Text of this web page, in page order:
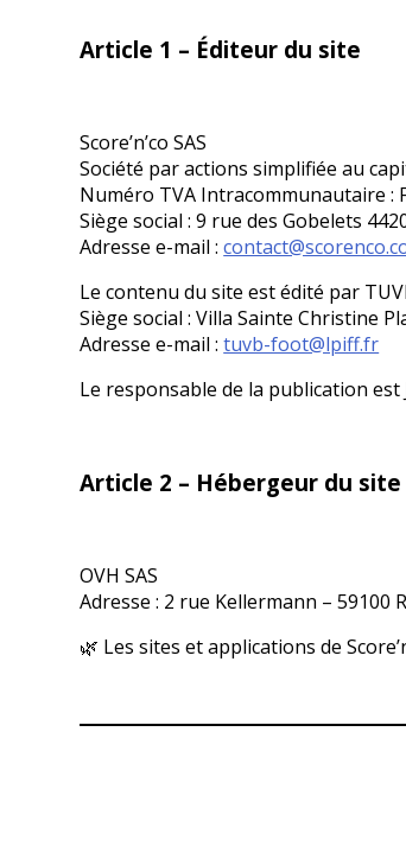
Article 1 – Éditeur du site
Score’n’co SAS
Société par actions simplifiée au
Numéro TVA Intracommunautaire :
Siège social : 9 rue des Gobelets
Adresse e-mail :
Le contenu du site est édité par
Siège social : Villa Sainte Christine
Adresse e-mail :tuvb-foot@lpiff.fr
Le responsable de la publication est
Article 2 – Hébergeur du site
OVH SAS
Adresse : 2 rue Kellermann – 59100
🌿 Les sites et applications de